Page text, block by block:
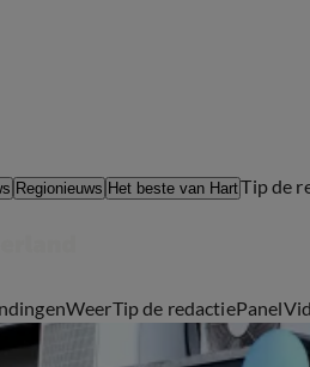
Regionieuws Het beste van HartTip de
WeerTip de redactiePanel